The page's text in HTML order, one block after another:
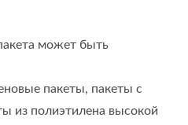
может быть
пакеты, пакеты с
из полиэтилена высокой